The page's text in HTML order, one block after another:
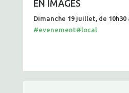
EN IMAGES
Dimanche 19 juillet, de 10h30
#evenement#local